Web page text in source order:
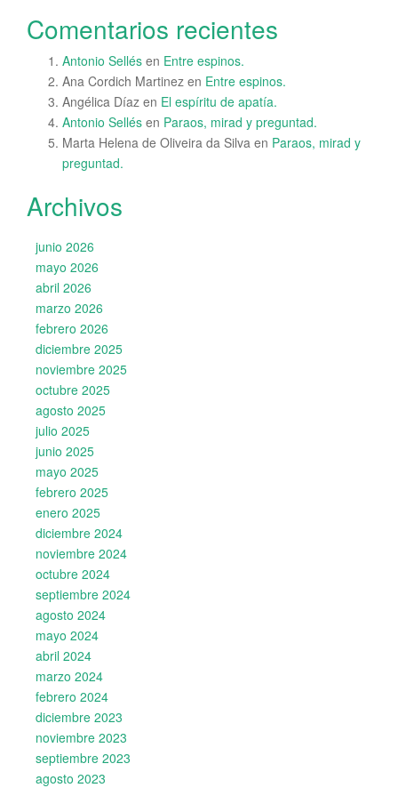
Comentarios recientes
Antonio Sellés en Entre espinos.
Ana Cordich Martinez en Entre espinos.
Angélica Díaz en El espíritu de apatía.
Antonio Sellés en Paraos, mirad y preguntad.
Marta Helena de Oliveira da Silva en Paraos, mirad y
preguntad.
Archivos
junio 2026
mayo 2026
abril 2026
marzo 2026
febrero 2026
diciembre 2025
noviembre 2025
octubre 2025
agosto 2025
julio 2025
junio 2025
mayo 2025
febrero 2025
enero 2025
diciembre 2024
noviembre 2024
octubre 2024
septiembre 2024
agosto 2024
mayo 2024
abril 2024
marzo 2024
febrero 2024
diciembre 2023
noviembre 2023
septiembre 2023
agosto 2023